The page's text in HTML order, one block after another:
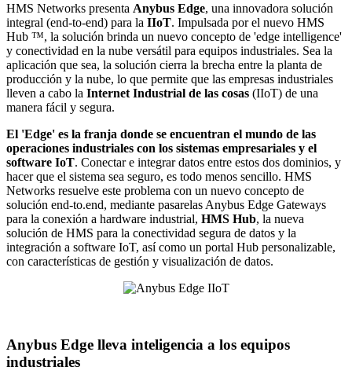
HMS Networks presenta Anybus Edge, una innovadora solución
integral (end-to-end) para la IIoT. Impulsada por el nuevo HMS
Hub ™, la solución brinda un nuevo concepto de 'edge intelligence'
y conectividad en la nube versátil para equipos industriales. Sea la
aplicación que sea, la solución cierra la brecha entre la planta de
producción y la nube, lo que permite que las empresas industriales
lleven a cabo la Internet Industrial de las cosas (IIoT) de una
manera fácil y segura.
El 'Edge' es la franja donde se encuentran el mundo de las
operaciones industriales con los sistemas empresariales y el
software IoT. Conectar e integrar datos entre estos dos dominios, y
hacer que el sistema sea seguro, es todo menos sencillo. HMS
Networks resuelve este problema con un nuevo concepto de
solución end-to.end, mediante pasarelas Anybus Edge Gateways
para la conexión a hardware industrial, HMS Hub, la nueva
solución de HMS para la conectividad segura de datos y la
integración a software IoT, así como un portal Hub personalizable,
con características de gestión y visualización de datos.
Anybus Edge lleva inteligencia a los equipos
industriales